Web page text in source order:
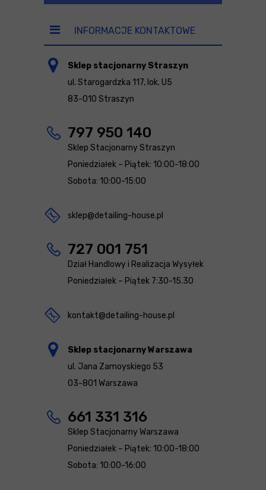
INFORMACJE KONTAKTOWE
Sklep stacjonarny Straszyn
ul. Starogardzka 117, lok. U5
83-010 Straszyn
797 950 140
Sklep Stacjonarny Straszyn
Poniedziałek – Piątek: 10:00-18:00
Sobota: 10:00-15:00
sklep@detailing-house.pl
727 001 751
Dział Handlowy i Realizacja Wysyłek
Poniedziałek – Piątek 7:30-15.30
kontakt@detailing-house.pl
Sklep stacjonarny Warszawa
ul. Jana Zamoyskiego 53
03-801 Warszawa
661 331 316
Sklep Stacjonarny Warszawa
Poniedziałek – Piątek: 10:00-18:00
Sobota: 10:00-16:00